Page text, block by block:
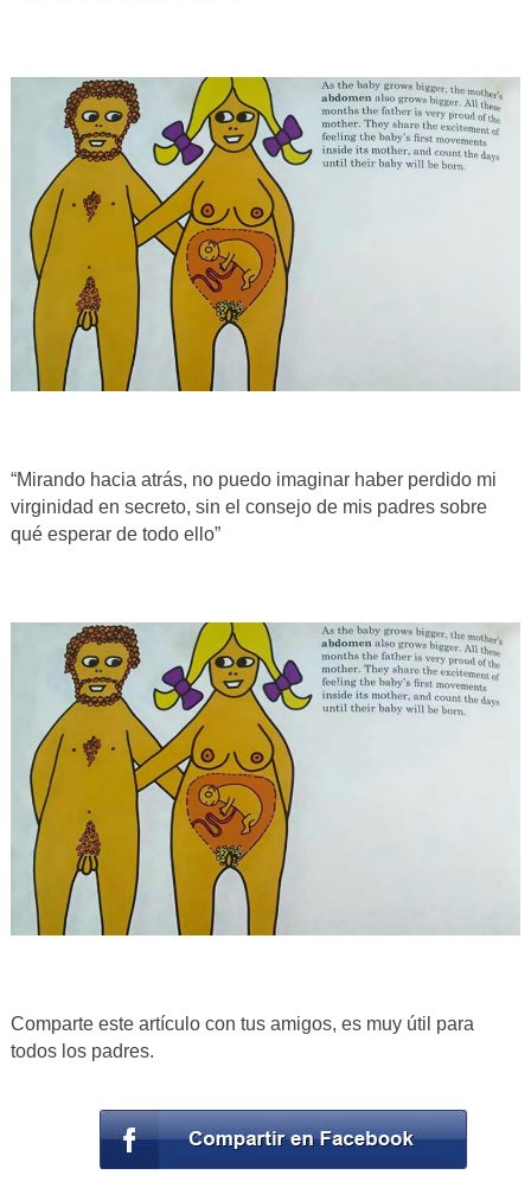
“Mirando hacia atrás, no puedo imaginar haber perdido mi
virginidad en secreto, sin el consejo de mis padres sobre
qué esperar de todo ello”
Comparte este artículo con tus amigos, es muy útil para
todos los padres.